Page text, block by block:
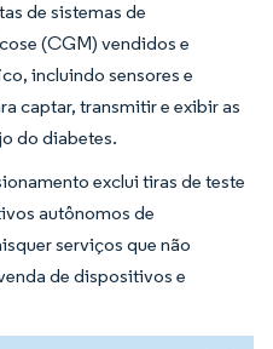
de sistemas de
(CGM) vendidos e
incluindo sensores e
captar, transmitir e exibir as
do diabetes.
exclui tiras de teste
autônomos de
serviços que não
de dispositivos e